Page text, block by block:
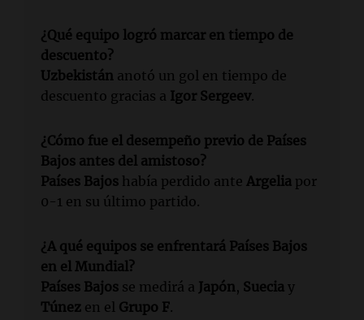
¿Qué equipo logró marcar en tiempo de
descuento?
Uzbekistán anotó un gol en tiempo de
descuento gracias a Igor Sergeev.
¿Cómo fue el desempeño previo de Países
Bajos antes del amistoso?
Países Bajos había perdido ante Argelia por
0-1 en su último partido.
¿A qué equipos se enfrentará Países Bajos
en el Mundial?
Países Bajos se medirá a Japón, Suecia y
Túnez en el Grupo F.